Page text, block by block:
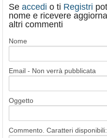
Se accedi o ti Registri
nome e ricevere
altri commenti
Nome
Email - Non verrà pubblicata
Oggetto
Commento. Caratteri disponibili: